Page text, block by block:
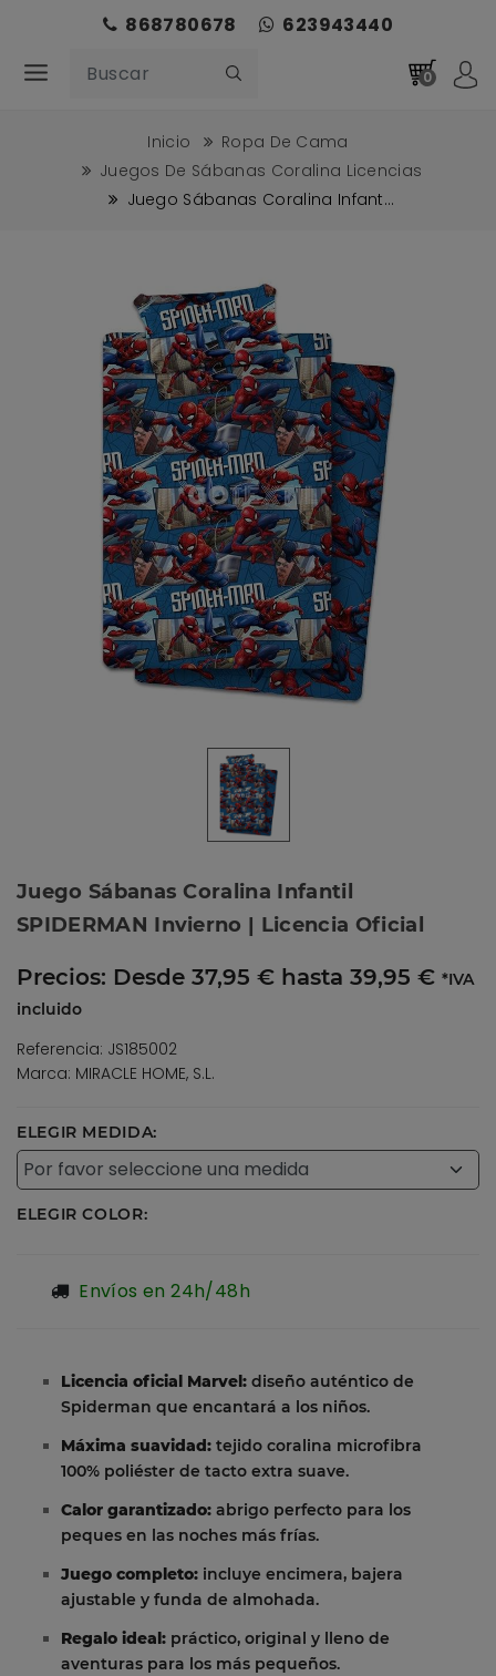
868780678 623943440
0
Inicio
Ropa De Cama
Juegos De Sábanas Coralina Licencias
Juego Sábanas Coralina Infant...
Juego Sábanas Coralina Infantil
SPIDERMAN Invierno | Licencia Oficial
Precios: Desde 37,95 € hasta 39,95 € *IVA
incluido
Referencia: JS185002
Marca: MIRACLE HOME, S.L.
ELEGIR MEDIDA:
ELEGIR COLOR:
Envíos en 24h/48h
Licencia oficial Marvel: diseño auténtico de
Spiderman que encantará a los niños.
Máxima suavidad: tejido coralina microfibra
100% poliéster de tacto extra suave.
Calor garantizado: abrigo perfecto para los
peques en las noches más frías.
Juego completo: incluye encimera, bajera
ajustable y funda de almohada.
Regalo ideal: práctico, original y lleno de
aventuras para los más pequeños.